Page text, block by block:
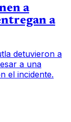
a
a
detuvieron a
a una
el incidente.